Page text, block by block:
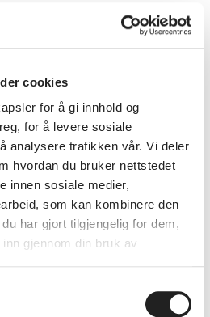
cookies
for å gi innhold og
for å levere sosiale
analysere trafikken vår. Vi deler
hvordan du bruker nettstedet
innen sosiale medier,
som kan kombinere den
har gjort tilgjengelig for dem,
gjennom din bruk av
Bærekraftsmøtet i Nærings- og
med en klar utfordring til
Både fra